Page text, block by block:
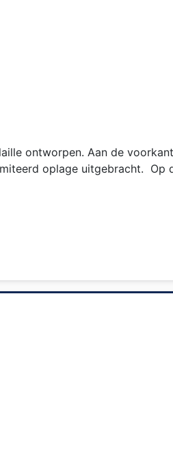
ontworpen. Aan de
oplage uitgebracht. Op